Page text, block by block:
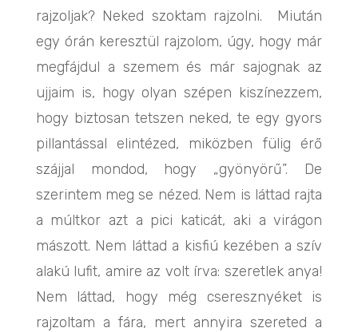
rajzoljak? Neked szoktam rajzolni. Miután
egy órán keresztül rajzolom, úgy, hogy már
megfájdul a szemem és már sajognak az
ujjaim is, hogy olyan szépen kiszínezzem,
hogy biztosan tetszen neked, te egy gyors
pillantással elintézed, miközben fülig érő
szájjal mondod, hogy „gyönyörű”. De
szerintem meg se nézed. Nem is láttad rajta
a múltkor azt a pici katicát, aki a virágon
mászott. Nem láttad a kisfiú kezében a szív
alakú lufit, amire az volt írva: szeretlek anya!
Nem láttad, hogy még cseresznyéket is
rajzoltam a fára, mert annyira szereted a